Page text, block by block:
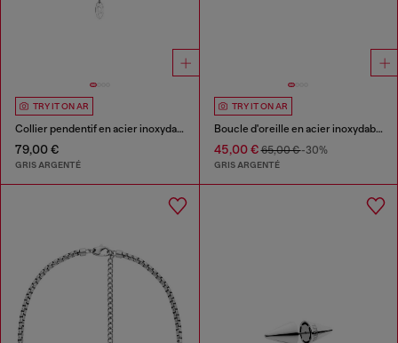
TRY IT ON AR
Collier pendentif en acier inoxydable
79,00 €
GRIS ARGENTÉ
TRY IT ON AR
Boucle d'oreille en acier inoxydable
45,00 €65,00 €-30%
GRIS ARGENTÉ